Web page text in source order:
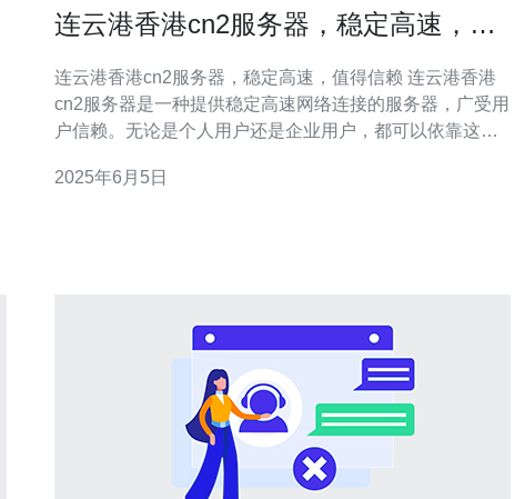
连云港香港cn2服务器，稳定高速，值
连云港香港cn2服务器，稳定高速，值得信赖 连云港香港
cn2服务器是一种提供稳定高速网络连接的服务器，广受用
户信赖。无论是个人用户还是企业用户，都可以依靠这种
cn2服务器以其稳定性著称，能够长时间稳定运行，不会出
2025年6月5日